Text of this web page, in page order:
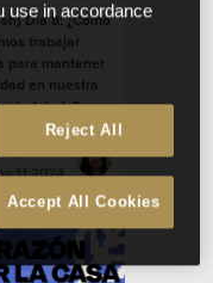
Día 8: ¿Cómo
trabajar
para mantener
en nuestra
de fe?
11 2024
use in accordance
Reject All
Accept All Cookies